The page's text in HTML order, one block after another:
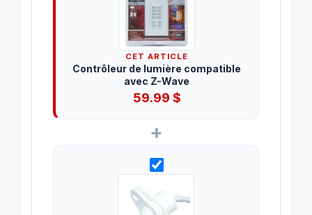
CET ARTICLE
Contrôleur de lumière compatible
avec Z-Wave
59.99 $
+